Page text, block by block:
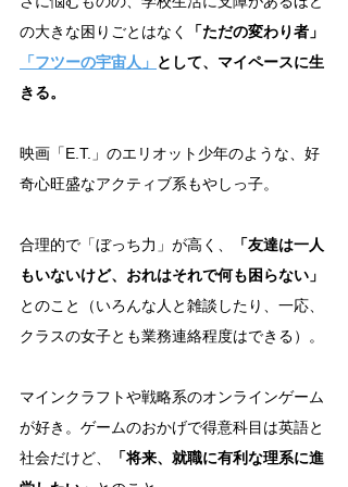
の大きな困りごとはなく
「ただの変わり者」
「フツーの宇宙人」 として、マイペースに生
きる。
映画「E.T.」のエリオット少年のような、好
奇心旺盛なアクティブ系もやしっ子。
合理的で「ぼっち力」が高く、
「友達は一人
もいないけど、おれはそれで何も困らない」
とのこと（いろんな人と雑談したり、一応、
クラスの女子とも業務連絡程度はできる）。
マインクラフトや戦略系のオンラインゲーム
が好き。ゲームのおかげで得意科目は英語と
社会だけど、
「将来、就職に有利な理系に進